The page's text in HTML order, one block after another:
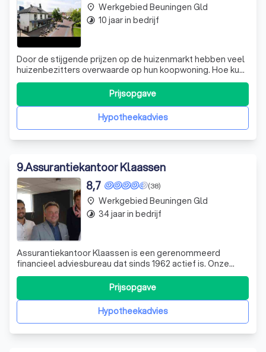
Door de stijgende prijzen op de huizenmarkt hebben veel
huizenbezitters overwaarde op hun koopwoning. Hoe kun
je deze overwaarde het beste benutten? Mogelijke
nieuwe rente af te spreken of een andere hypotheekvorm
te nemen; Verhoog je hypothHypotheekadvies
Prijsopgave
place Werkgebied Beuningen Gld
timelapse 10 jaar in bedrijf
9.Assurantiekantoor Klaassen
(38)
8,7
Assurantiekantoor Klaassen is een gerenommeerd
financieel adviesbureau dat sinds 1962 actief is. Onze
kernwaarden zijn persoonlijke aandacht en op maat
gemaakt advies, met een ouderwetse en degelijke
aanpak. Ons team bestaat uit deskundige professionals,
waaronder fiscaal juristen, erkende hypotheek
Hypotheekadvies
Prijsopgave
place Werkgebied Beuningen Gld
timelapse 34 jaar in bedrijf